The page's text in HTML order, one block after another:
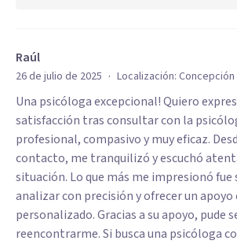
Raúl
26 de julio de 2025 · Localización: Concepción
Una psicóloga excepcional! Quiero
satisfacción tras consultar con la
profesional, compasivo y muy eficaz.
contacto, me tranquilizó y escuchó
situación. Lo que más me impresionó fue
analizar con precisión y ofrecer un apoyo
personalizado. Gracias a su apoyo, pude
reencontrarme. Si busca una psicóloga